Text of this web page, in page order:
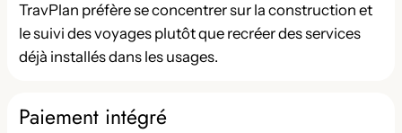
TravPlan préfère se concentrer sur la construction et
le suivi des voyages plutôt que recréer des services
déjà installés dans les usages.
Paiement intégré